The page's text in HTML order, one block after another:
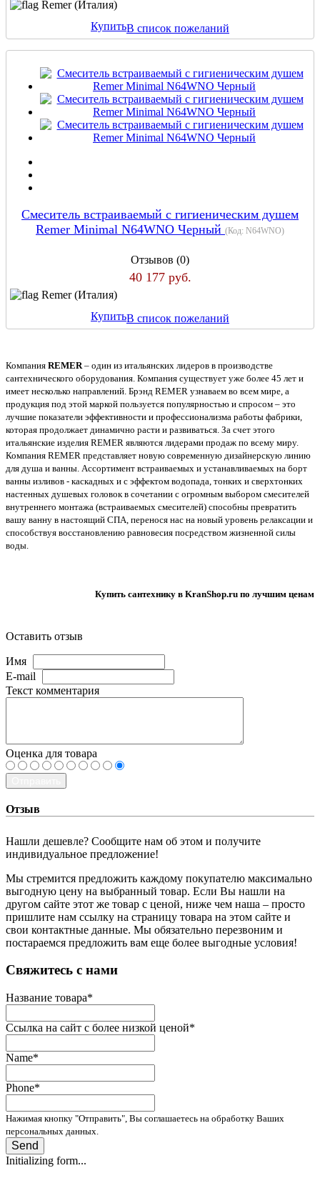
Remer (Италия)
КупитьВ список пожеланий
Смеситель встраиваемый с гигиеническим душем
Remer Minimal N64WNO Черный (Код: N64WNO)
Отзывов (0)
40 177 руб.
Remer (Италия)
КупитьВ список пожеланий
Компания REMER – один из итальянских лидеров в производстве
сантехнического оборудования. Компания существует уже более 45 лет и
имеет несколько направлений. Брэнд REMER узнаваем во всем мире, а
продукция под этой маркой пользуется популярностью и спросом – это
лучшие показатели эффективности и профессионализма работы фабрики,
которая продолжает динамично расти и развиваться. За счет этого
итальянские изделия REMER являются лидерами продаж по всему миру.
Компания REMER представляет новую современную дизайнерскую линию
для душа и ванны. Ассортимент встраиваемых и устанавливаемых на борт
ванны изливов - каскадных и с эффектом водопада, тонких и сверхтонких
настенных душевых головок в сочетании с огромным выбором смесителей
внутреннего монтажа (встраиваемых смесителей) способны превратить
вашу ванну в настоящий СПА, перенося нас на новый уровень релаксации и
способствуя восстановлению равновесия посредством жизненной силы
воды.
Купить сантехнику в KranShop.ru по лучшим ценам
Оставить отзыв
Имя
E-mail
Текст комментария
Оценка для товара
Отзыв
Нашли дешевле? Сообщите нам об этом и получите
индивидуальное предложение!
Мы стремится предложить каждому покупателю максимально
выгодную цену на выбранный товар. Если Вы нашли на
другом сайте этот же товар с ценой, ниже чем наша – просто
пришлите нам ссылку на страницу товара на этом сайте и
свои контактные данные. Мы обязательно перезвоним и
постараемся предложить вам еще более выгодные условия!
­Свяжитесь с нами
Название товара*
Ссылка на сайт с более низкой ценой*
Name*
Phone*
Нажимая кнопку "Отправить", Вы соглашаетесь на обработку Ваших
персональных данных.
Send
Initializing form...